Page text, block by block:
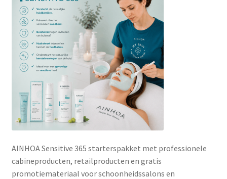
OUTLET
MERK SITES
AI EXPERT
AINHOA Sensitive 365 starterspakket met professionele
cabineproducten, retailproducten en gratis
promotiemateriaal voor schoonheidssalons en